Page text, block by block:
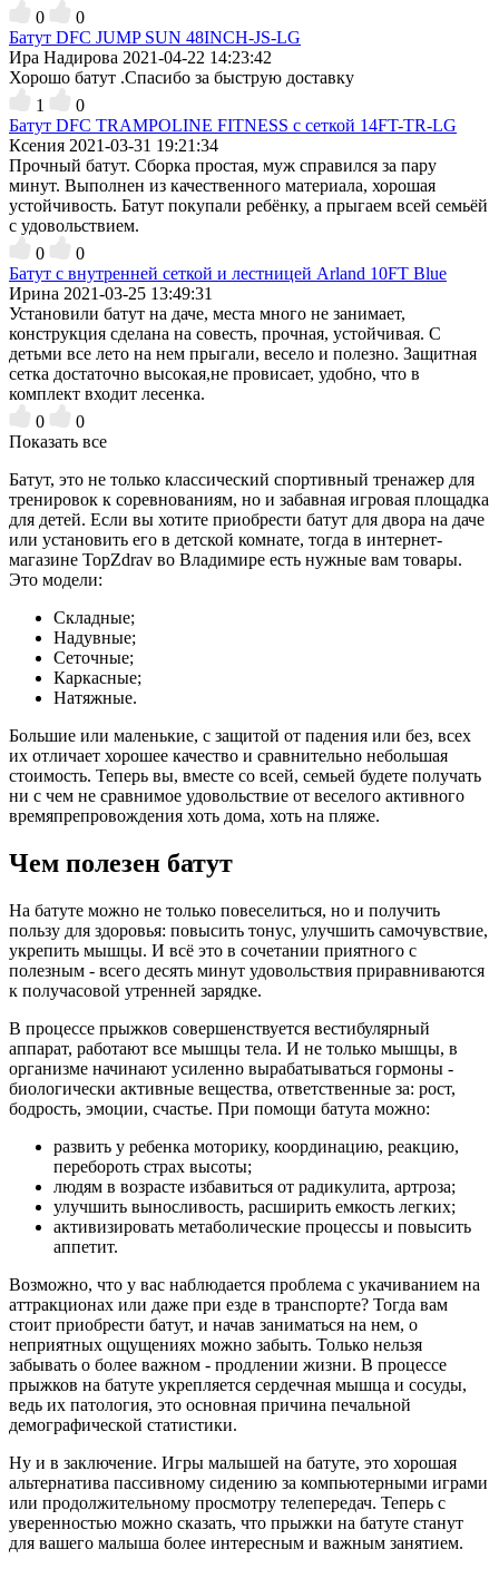
0
0
Батут DFC JUMP SUN 48INCH-JS-LG
Ира Надирова 2021-04-22 14:23:42
Хорошо батут .Спасибо за быструю доставку
1
0
Батут DFC TRAMPOLINE FITNESS с сеткой 14FT-TR-LG
Ксения 2021-03-31 19:21:34
Прочный батут. Сборка простая, муж справился за пару
минут. Выполнен из качественного материала, хорошая
устойчивость. Батут покупали ребёнку, а прыгаем всей семьёй
с удовольствием.
0
0
Батут с внутренней сеткой и лестницей Arland 10FT Blue
Ирина 2021-03-25 13:49:31
Установили батут на даче, места много не занимает,
конструкция сделана на совесть, прочная, устойчивая. С
детьми все лето на нем прыгали, весело и полезно. Защитная
сетка достаточно высокая,не провисает, удобно, что в
комплект входит лесенка.
0
0
Показать все
Батут, это не только классический спортивный тренажер для
тренировок к соревнованиям, но и забавная игровая площадка
для детей. Если вы хотите приобрести батут для двора на даче
или установить его в детской комнате, тогда в интернет-
магазине TopZdrav во Владимире есть нужные вам товары.
Это модели:
Складные;
Надувные;
Сеточные;
Каркасные;
Натяжные.
Большие или маленькие, с защитой от падения или без, всех
их отличает хорошее качество и сравнительно небольшая
стоимость. Теперь вы, вместе со всей, семьей будете получать
ни с чем не сравнимое удовольствие от веселого активного
времяпрепровождения хоть дома, хоть на пляже.
Чем полезен батут
На батуте можно не только повеселиться, но и получить
пользу для здоровья: повысить тонус, улучшить самочувствие,
укрепить мышцы. И всё это в сочетании приятного с
полезным - всего десять минут удовольствия приравниваются
к получасовой утренней зарядке.
В процессе прыжков совершенствуется вестибулярный
аппарат, работают все мышцы тела. И не только мышцы, в
организме начинают усиленно вырабатываться гормоны -
биологически активные вещества, ответственные за: рост,
бодрость, эмоции, счастье. При помощи батута можно:
развить у ребенка моторику, координацию, реакцию,
перебороть страх высоты;
людям в возрасте избавиться от радикулита, артроза;
улучшить выносливость, расширить емкость легких;
активизировать метаболические процессы и повысить
аппетит.
Возможно, что у вас наблюдается проблема с укачиванием на
аттракционах или даже при езде в транспорте? Тогда вам
стоит приобрести батут, и начав заниматься на нем, о
неприятных ощущениях можно забыть. Только нельзя
забывать о более важном - продлении жизни. В процессе
прыжков на батуте укрепляется сердечная мышца и сосуды,
ведь их патология, это основная причина печальной
демографической статистики.
Ну и в заключение. Игры малышей на батуте, это хорошая
альтернатива пассивному сидению за компьютерными играми
или продолжительному просмотру телепередач. Теперь с
уверенностью можно сказать, что прыжки на батуте станут
для вашего малыша более интересным и важным занятием.